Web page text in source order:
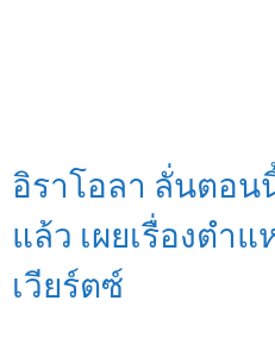
อิราโอลา ลั่นตอน
แล้ว เผยเรื่องตำ
เวียร์ตซ์